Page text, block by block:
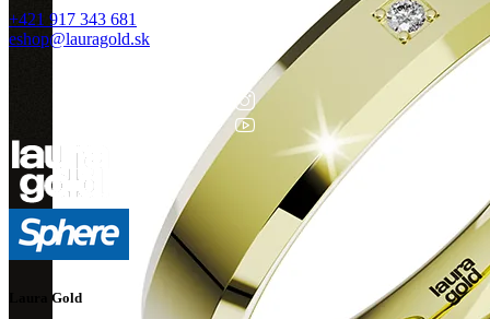
+421 917 343 681
eshop@lauragold.sk
Laura Gold